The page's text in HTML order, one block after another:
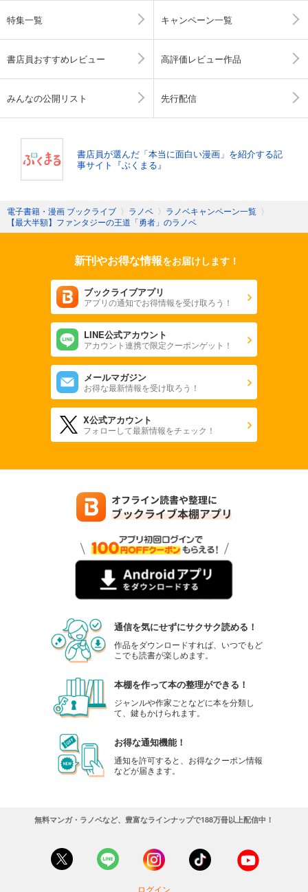
特集一覧 キャンペーン一覧
書店員おすすめレビュー 高評価レビュー作品
みんなの公開リスト 先行配信
書店員が選んだ「本当に面白い漫画」を紹介する記
事サイト『ぶくまる』
電子書籍・漫画 ブックライブ 〉 ラノベ 〉 ラノベキャンペーン一覧 〉
【最大半額】ファンタジーの王道「勇者」のラノベ
新刊やお得な情報をお届けします！
ブックライブアプリ
アプリの通知でお得情報を受け取ろう！
LINE公式アカウント
アカウント連携で限定クーポンゲット！
メールマガジン
お得な最新情報を受け取ろう！
X公式アカウント
フォローして最新情報をチェック！
通信を気にせずにサクサク読める！
作品をダウンロードすれば、いつでもど
こでも読書が楽しめます。
本棚を作って本の整理ができる！
ジャンルや作家ごとなどに本を分類し
て、鍵もかけられます。
お得な通知機能！
通知を許可すると、お得なクーポン情報
などが届きます。
無料マンガ・ラノベなど、豊富なラインナップで188万冊以上配信中！
ログイン